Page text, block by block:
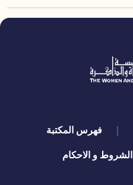
فهرس المكتبة
الشروط و الاحكام